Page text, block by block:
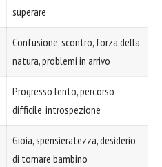
superare
Confusione, scontro, forza della
natura, problemi in arrivo
Progresso lento, percorso
difficile, introspezione
Gioia, spensieratezza, desiderio
di tornare bambino